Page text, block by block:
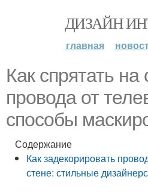
ДИЗАЙН
главная
Как спрятать на
провода от
способы
Содержание
Как задекорировать
стене: стильные